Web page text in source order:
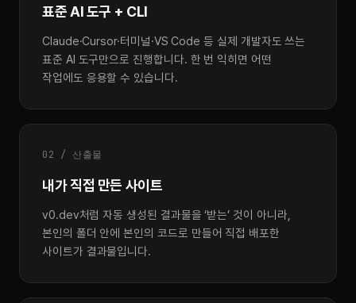
표준 AI 도구 + CLI
Claude·Cursor·터미널·VS Code 등 실제 개발자도 쓰는
표준 AI 도구만으로 진행합니다. 한 번 익히면 어떤
작업에도 응용할 수 있습니다.
02 / 산출물
내가 직접 만든 사이트
v0.dev처럼 자동 생성된 결과물을 ‘받는’ 것이 아니라,
본인의 폴더 안에 본인의 코드로 만들어 직접 배포한
사이트가 결과물입니다.